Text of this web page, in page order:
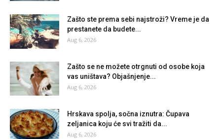
Zašto ste prema sebi najstroži? Vreme je da
prestanete da budete...
Aug 6, 2026
Zašto se ne možete otrgnuti od osobe koja
vas uništava? Objašnjenje...
Aug 6, 2026
Hrskava spolja, sočna iznutra: Čupava
zeljanica koju će svi tražiti da...
Aug 6, 2026